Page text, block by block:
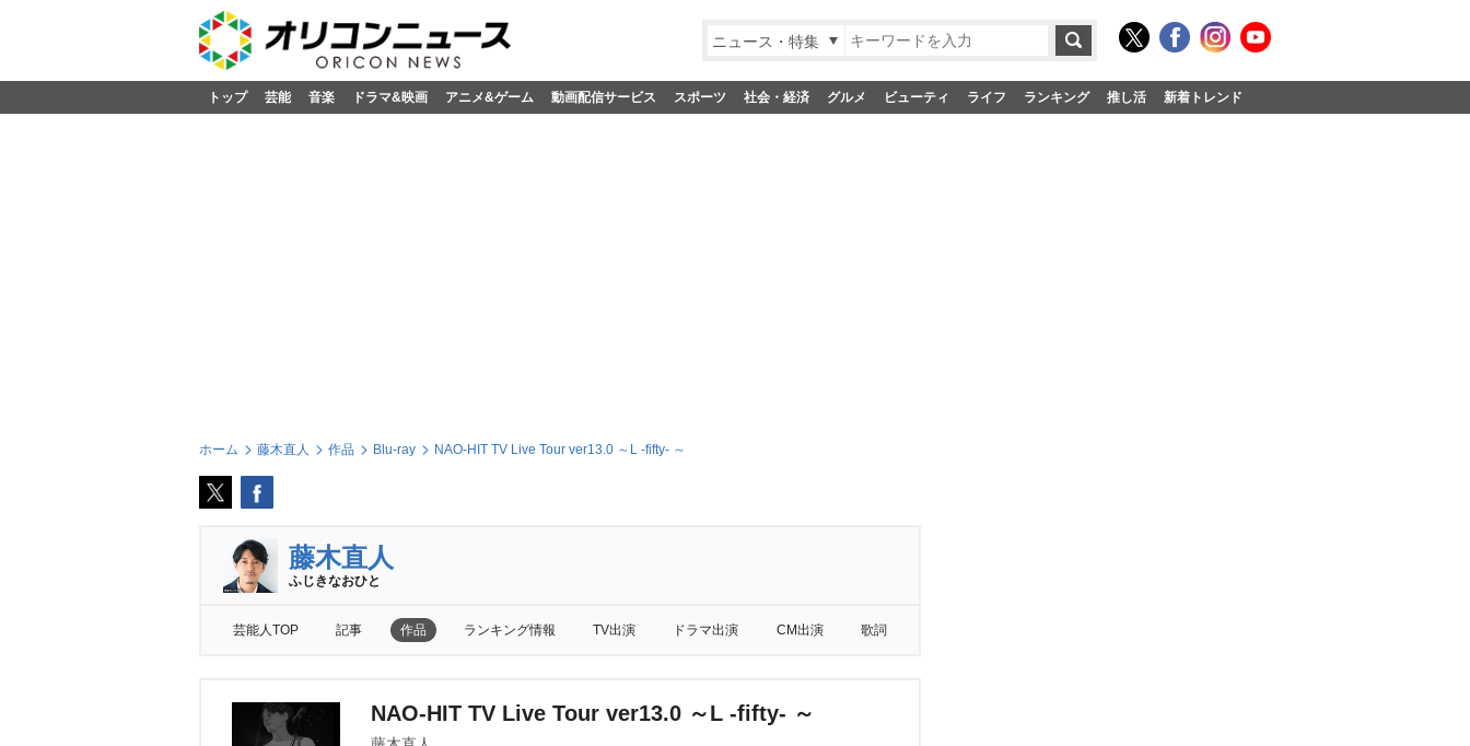
ニュース・特集
トップ 芸能 音楽 ドラマ&映画 アニメ&ゲーム 動画配信サービス スポーツ 社会・経済 グルメ ビューティ ライフ ランキング 推し活 新着トレンド
ホーム 藤木直人 作品 Blu-ray NAO-HIT TV Live Tour ver13.0 ～L -fifty- ～
藤木直人
ふじきなおひと
芸能人TOP 記事 作品 ランキング情報 TV出演 ドラマ出演 CM出演 歌詞
NAO-HIT TV Live Tour ver13.0 ～L -fifty- ～